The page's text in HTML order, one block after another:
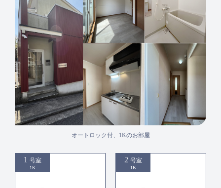
オートロック付、1Kのお部屋
1 号室
1K
2 号室
1K